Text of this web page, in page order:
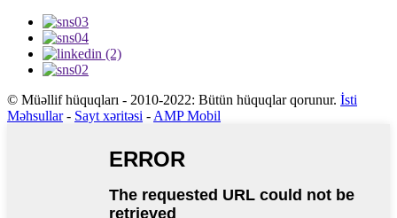
© Müəllif hüquqları - 2010-2022: Bütün hüquqlar qorunur. İsti
Məhsullar- Sayt xəritəsi - AMP Mobil